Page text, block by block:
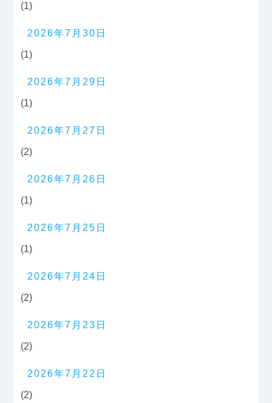
(1)
2026年7月30日
(1)
2026年7月29日
(1)
2026年7月27日
(2)
2026年7月26日
(1)
2026年7月25日
(1)
2026年7月24日
(2)
2026年7月23日
(2)
2026年7月22日
(2)